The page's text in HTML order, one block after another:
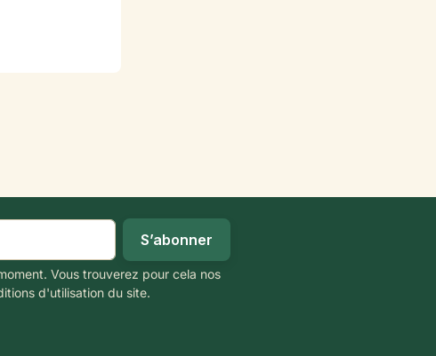
Vous trouverez pour cela nos
d'utilisation du site.